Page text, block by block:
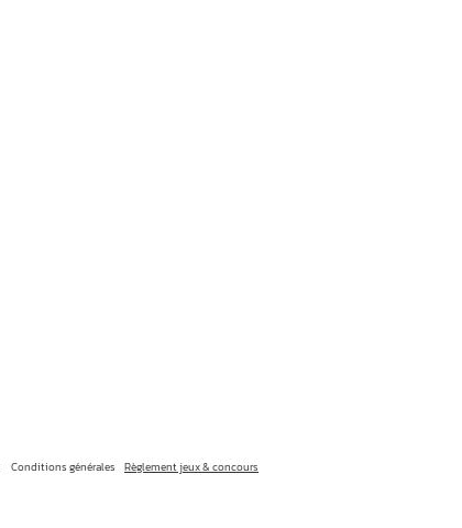
Conditions générales Règlement jeux & concours